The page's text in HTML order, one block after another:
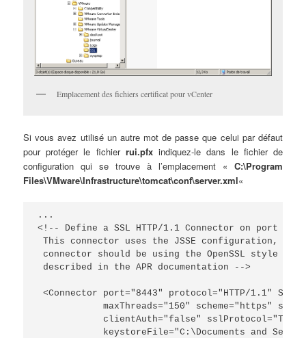
Emplacement des fichiers certificat pour vCenter
Si vous avez utilisé un autre mot de passe que celui par défaut
pour protéger le fichier rui.pfxindiquez-le dans le fichier de
configuration qui se trouve à l’emplacement « C:\Program
Files\VMware\Infrastructure\tomcat\conf\server.xml«
...
<!-- Define a SSL HTTP/1.1 Connector on port 8443
This connector uses the JSSE configuration,
connector should be using the OpenSSL style
described in the APR documentation -->
<Connector port="8443" protocol="HTTP/1.1"
maxThreads="150" scheme="https"
            clientAuth="false" sslProtocol="TLS"
keystoreFile="C:\Documents and